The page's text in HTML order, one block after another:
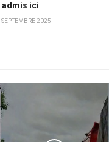
admis ici
2025